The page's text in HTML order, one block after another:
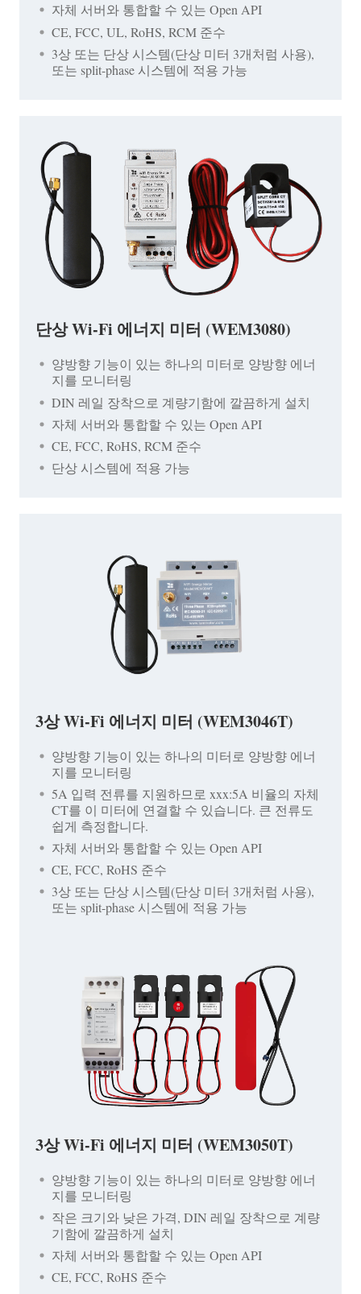
자체 서버와 통합할 수 있는 Open API
CE, FCC, UL, RoHS, RCM 준수
3상 또는 단상 시스템(단상 미터 3개처럼 사용),
또는 split-phase 시스템에 적용 가능
단상 Wi-Fi 에너지 미터 (WEM3080)
양방향 기능이 있는 하나의 미터로 양방향 에너
지를 모니터링
DIN 레일 장착으로 계량기함에 깔끔하게 설치
자체 서버와 통합할 수 있는 Open API
CE, FCC, RoHS, RCM 준수
단상 시스템에 적용 가능
3상 Wi-Fi 에너지 미터 (WEM3046T)
양방향 기능이 있는 하나의 미터로 양방향 에너
지를 모니터링
5A 입력 전류를 지원하므로 xxx:5A 비율의 자체
CT를 이 미터에 연결할 수 있습니다. 큰 전류도
쉽게 측정합니다.
자체 서버와 통합할 수 있는 Open API
CE, FCC, RoHS 준수
3상 또는 단상 시스템(단상 미터 3개처럼 사용),
또는 split-phase 시스템에 적용 가능
3상 Wi-Fi 에너지 미터 (WEM3050T)
양방향 기능이 있는 하나의 미터로 양방향 에너
지를 모니터링
작은 크기와 낮은 가격, DIN 레일 장착으로 계량
기함에 깔끔하게 설치
자체 서버와 통합할 수 있는 Open API
CE, FCC, RoHS 준수